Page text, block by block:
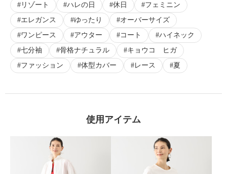
× 商品紹介
リゾート
ハレの日 休日
フェミニン
エレガンス
ゆったり
オーバーサイズ
ワンピース
アウター コート
ハイネック
七分袖
骨格ナチュラル
キョウコ ヒガ
ファッション
体型カバー レース 夏
使用アイテム